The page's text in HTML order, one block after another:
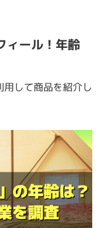
ィール！年齢
して商品を紹介し